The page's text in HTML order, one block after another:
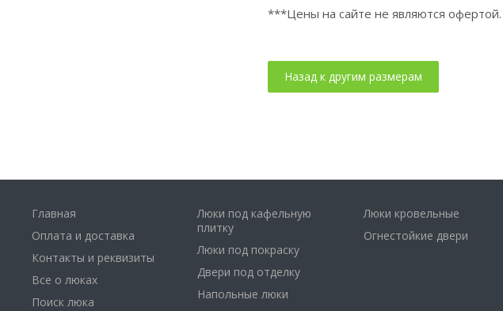
***Цены на сайте не являются офертой.
Главная
Оплата и доставка
Контакты и реквизиты
Все о люках
Поиск люка
Люки под кафельную
плитку
Люки под покраску
Двери под отделку
Напольные люки
Люки кровельные
Огнестойкие двери